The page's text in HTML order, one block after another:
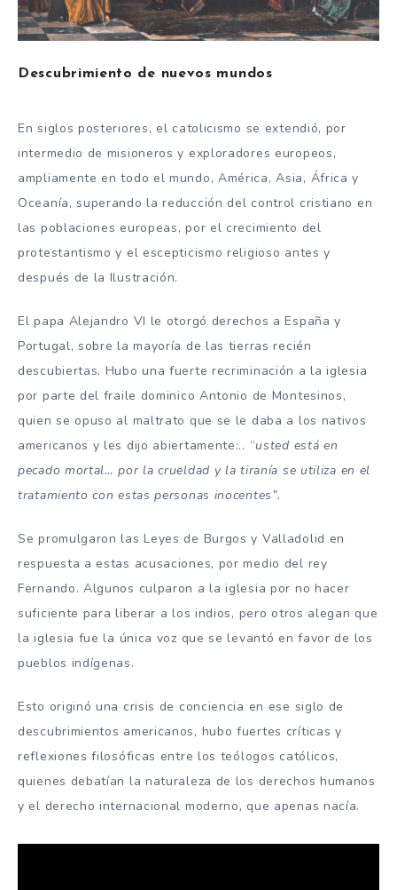
Descubrimiento de nuevos mundos
En siglos posteriores, el catolicismo se extendió, por
intermedio de misioneros y exploradores europeos,
ampliamente en todo el mundo, América, Asia, África y
Oceanía, superando la reducción del control cristiano en
las poblaciones europeas, por el crecimiento del
protestantismo y el escepticismo religioso antes y
después de la Ilustración.
El papa Alejandro VI le otorgó derechos a España y
Portugal, sobre la mayoría de las tierras recién
descubiertas. Hubo una fuerte recriminación a la iglesia
por parte del fraile dominico Antonio de Montesinos,
quien se opuso al maltrato que se le daba a los nativos
americanos y les dijo abiertamente:.. “usted está en
pecado mortal… por la crueldad y la tiranía se utiliza en el
tratamiento con estas personas inocentes”.
Se promulgaron las Leyes de Burgos y Valladolid en
respuesta a estas acusaciones, por medio del rey
Fernando. Algunos culparon a la iglesia por no hacer
suficiente para liberar a los indios, pero otros alegan que
la iglesia fue la única voz que se levantó en favor de los
pueblos indígenas.
Esto originó una crisis de conciencia en ese siglo de
descubrimientos americanos, hubo fuertes críticas y
reflexiones filosóficas entre los teólogos católicos,
quienes debatían la naturaleza de los derechos humanos
y el derecho internacional moderno, que apenas nacía.